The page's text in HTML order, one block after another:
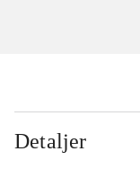
Detaljer